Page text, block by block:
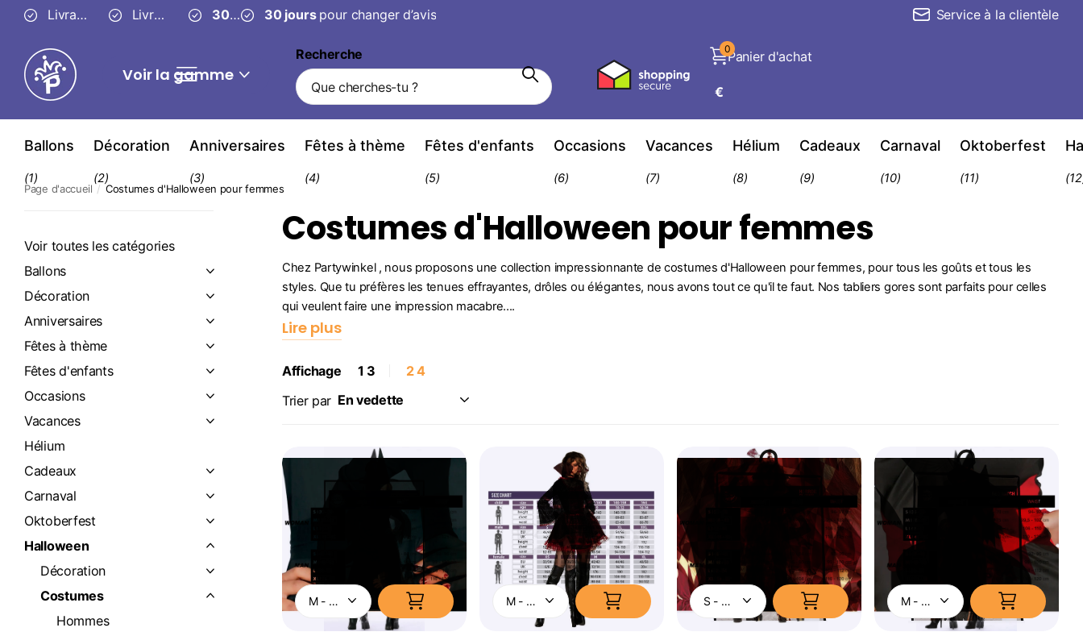
Livraison fiable en 3 à 4 joursouvrés
Livraison gratuiteà partir de 49 €
30 jours pour changer d’avis
30 jours pour changer d’avis Service à la clientèle
Voir la gamme
Recherche Panier d'achat
0
€
Ballons
(1)
Décoration
(2)
Anniversaires
(3)
Fêtes à thème
(4)
Fêtes d'enfants
(5)
Occasions
(6)
Vacances
(7)
Hélium
(8)
Cadeaux
(9)
Carnaval
(10)
Oktoberfest
(11)
Page d'accueil Costumes d'Halloween pour femmes
Costumes d'Halloween pour femmes
Chez Partywinkel , nous proposons une collection impressionnante de costumes d'Halloween pour femmes, pour tous les goûts et tous les
styles. Que tu préfères les tenues effrayantes, drôles ou élégantes, nous avons tout ce qu'il te faut. Nos tabliers gores sont parfaits pour celles
qui veulent faire une impression macabre....
Lire plus
Affichage 1 3 24
Trier par
Voir toutes les catégories
Ballons
Décoration
Anniversaires
Fêtes à thème
Fêtes d'enfants
Occasions
Vacances
Hélium
Cadeaux
Carnaval
Oktoberfest
Halloween
Décoration
Costumes
Hommes